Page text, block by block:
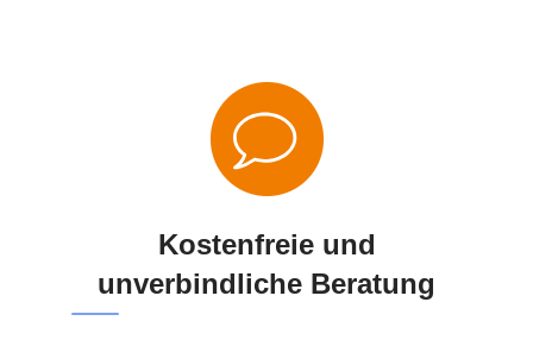
Kostenfreie und
unverbindliche Beratung